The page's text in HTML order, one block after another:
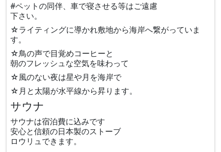
#ペットの同伴、車で寝させる等はご遠慮
下さい。
☆ライティングに導かれ敷地から海岸へ繋がっていま
す。
☆鳥の声で目覚めコーヒーと
朝のフレッシュな空気を味わって
☆風のない夜は星や月を海岸で
☆月と太陽が水平線から昇ります。
サウナ
サウナは宿泊費に込みです
安心と信頼の日本製のストーブ
ロウリュできます。